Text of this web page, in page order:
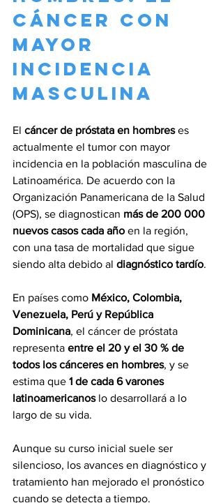
cáncer con
mayor
incidencia
masculina
El cáncer de próstata en hombres es
actualmente el tumor con mayor
incidencia en la población masculina de
Latinoamérica. De acuerdo con la
Organización Panamericana de la Salud
(OPS), se diagnostican más de 200 000
nuevos casos cada año en la región,
con una tasa de mortalidad que sigue
siendo alta debido al diagnóstico tardío.
En países como México, Colombia,
Venezuela, Perú y República
Dominicana, el cáncer de próstata
representa entre el 20 y el 30 % de
todos los cánceres en hombres, y se
estima que 1 de cada 6 varones
latinoamericanos lo desarrollará a lo
largo de su vida.
Aunque su curso inicial suele ser
silencioso, los avances en diagnóstico y
tratamiento han mejorado el pronóstico
cuando se detecta a tiempo.